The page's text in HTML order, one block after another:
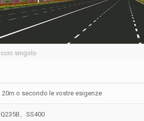
singolo
20m o secondo le vostre esigenze
、SS400